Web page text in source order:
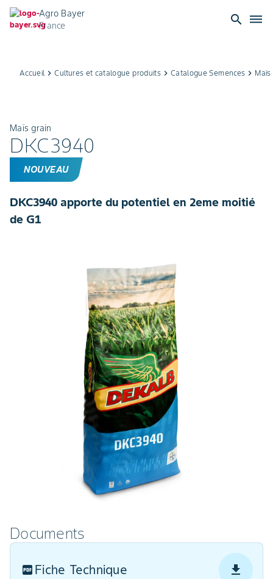
Agro Bayer
France
search dehaze
Accueil keyboard_arrow_rightCultures et catalogue produitskeyboard_arrow_right Catalogue Semences keyboard_arrow_right
Maïs grain
DKC3940
NOUVEAU
DKC3940 apporte du potentiel en 2eme moitié
de G1
Documents
Fiche Technique